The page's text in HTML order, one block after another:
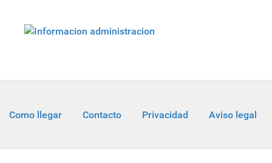
Como llegar Contacto Privacidad Aviso legal